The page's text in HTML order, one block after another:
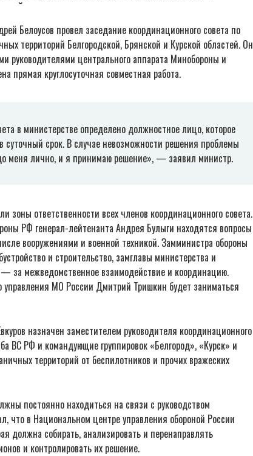
Белоусов провел заседание координационного совета по
территорий Белгородской, Брянской и Курской областей. Он
руководителями центрального аппарата Минобороны и
прямая круглосуточная совместная работа.
в министерстве определено должностное лицо, которое
суточный срок. В случае невозможности решения проблемы
меня лично, и я принимаю решение», — заявил министр.
зоны ответственности всех членов координационного совета.
РФ генерал-лейтенанта Андрея Булыги находятся вопросы
вооружениями и военной техникой. Замминистра обороны
и строительство, замглавы министерства и
— за межведомственное взаимодействие и координацию.
управления МО России Дмитрий Тришкин будет заниматься
назначен заместителем руководителя координационного
ВС РФ и командующие группировок «Белгород», «Курск» и
территорий от беспилотников и прочих вражеских
постоянно находиться на связи с руководством
что в Национальном центре управления обороной России
должна собирать, анализировать и перенаправлять
и контролировать их решение.